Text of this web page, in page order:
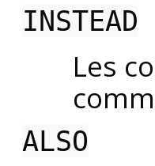
INSTEAD
Les
ALSO